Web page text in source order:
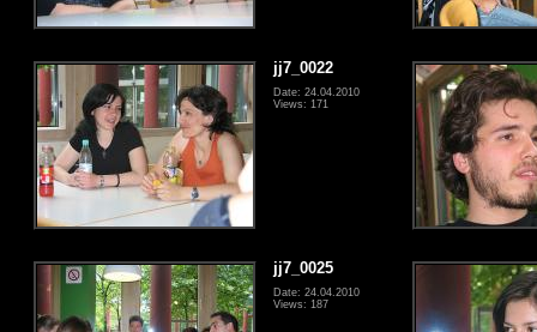
jj7_0022
Date: 24.04.2010
Views: 171
jj7_0025
Date: 24.04.2010
Views: 187